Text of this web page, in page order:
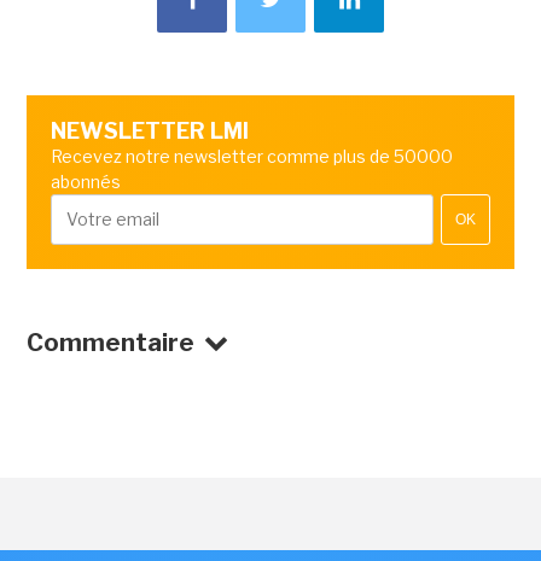
NEWSLETTER LMI
Recevez notre newsletter comme plus de 50000
abonnés
OK
Commentaire